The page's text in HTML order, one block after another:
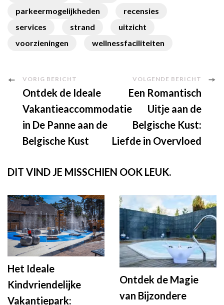
parkeermogelijkheden
recensies
services
strand
uitzicht
voorzieningen
wellnessfaciliteiten
Berichtnavigatie
VORIG BERICHT
Ontdek de Ideale
Vakantieaccommodatie
in De Panne aan de
Belgische Kust
VOLGENDE BERICHT
Een Romantisch
Uitje aan de
Belgische Kust:
Liefde in Overvloed
DIT VIND JE MISSCHIEN OOK LEUK.
Het Ideale
Kindvriendelijke
Vakantiepark:
Ontdek de Magie
van Bijzondere